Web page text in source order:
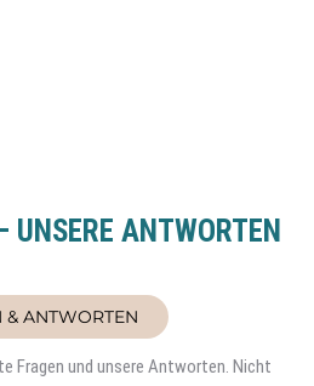
UNSERE ANTWORTEN
& ANTWORTEN
Fragen und unsere Antworten. Nicht